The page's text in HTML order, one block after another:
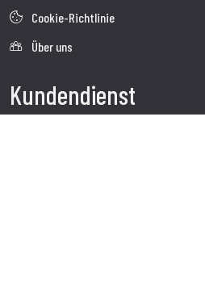
Cookie-Richtlinie
Über uns
Kundendienst